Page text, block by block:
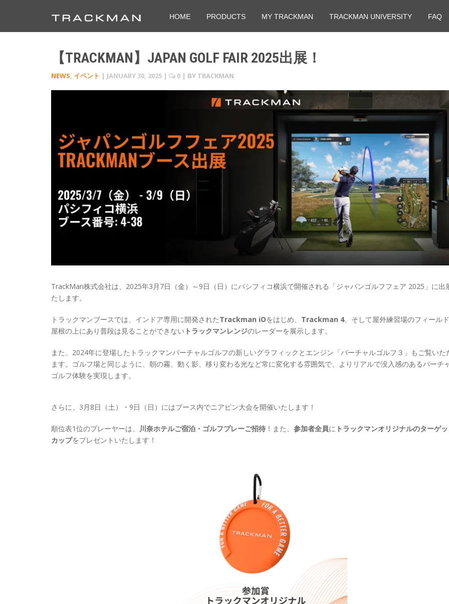
HOME PRODUCTS MY TRACKMAN TRACKMAN UNIVERSITY FAQ
【TRACKMAN】JAPAN GOLF FAIR 2025出展！
NEWS, イベント | JANUARY 30, 2025 | 0 | BY TRACKMAN
TrackMan株式会社は、2025年3月7日（金）～9日（日）にパシフィコ横浜で開催される「ジャパンゴルフフェア 2025」に出
たします。
トラックマンブースでは、インドア専用に開発されたTrackman iOをはじめ、 Trackman 4、そして屋外練習場のフィール
屋根の上にあり普段は見ることができない トラックマンレンジのレーダーを展示します。
また、2024年に登場したトラックマンバーチャルゴルフの新しいグラフィックとエンジン「バーチャルゴルフ３」もご覧いた
ます。ゴルフ場と同じように、朝の霧、動く影、移り変わる光など常に変化する雰囲気で、よりリアルで没入感のあるバーチ
ゴルフ体験を実現します。
さらに、3月8日（土）・9日（日）にはブース内でニアピン大会を開催いたします！
順位表1位のプレーヤーは、 川奈ホテルご宿泊・ゴルフプレーご招待 ！また、 参加者全員に トラックマンオリジナルのターゲッ
カップをプレゼントいたします！